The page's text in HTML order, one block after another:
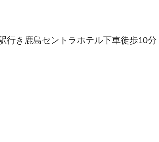
行き鹿島セントラホテル下車徒歩10分